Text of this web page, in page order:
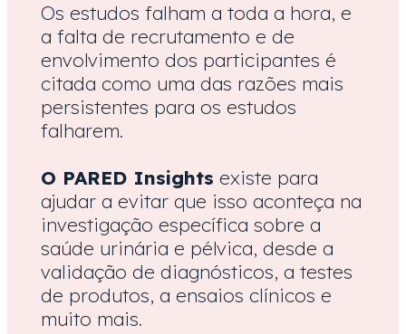
Os estudos falham a toda a hora, e
a falta de recrutamento e de
envolvimento dos participantes é
citada como uma das razões mais
persistentes para os estudos
falharem.
O PARED Insights existe para
ajudar a evitar que isso aconteça na
investigação específica sobre a
saúde urinária e pélvica, desde a
validação de diagnósticos, a testes
de produtos, a ensaios clínicos e
muito mais.